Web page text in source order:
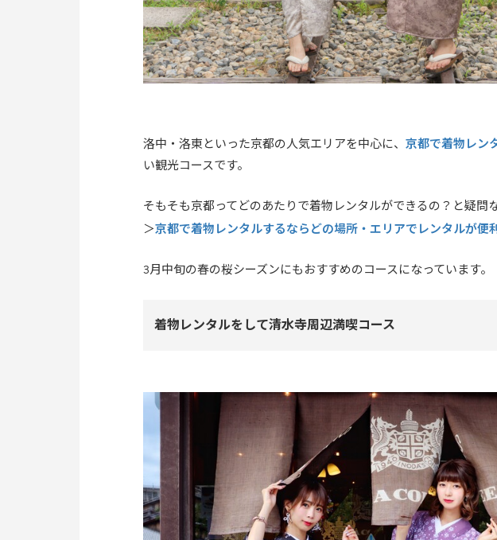
洛中・洛東といった京都の人気エリアを中心に、 京都で着物レン
い観光コースです。
そもそも京都ってどのあたりで着物レンタルができるの？と疑問
＞京都で着物レンタルするならどの場所・エリアでレンタルが便
3月中旬の春の桜シーズンにもおすすめのコースになっています。
着物レンタルをして清水寺周辺満喫コース